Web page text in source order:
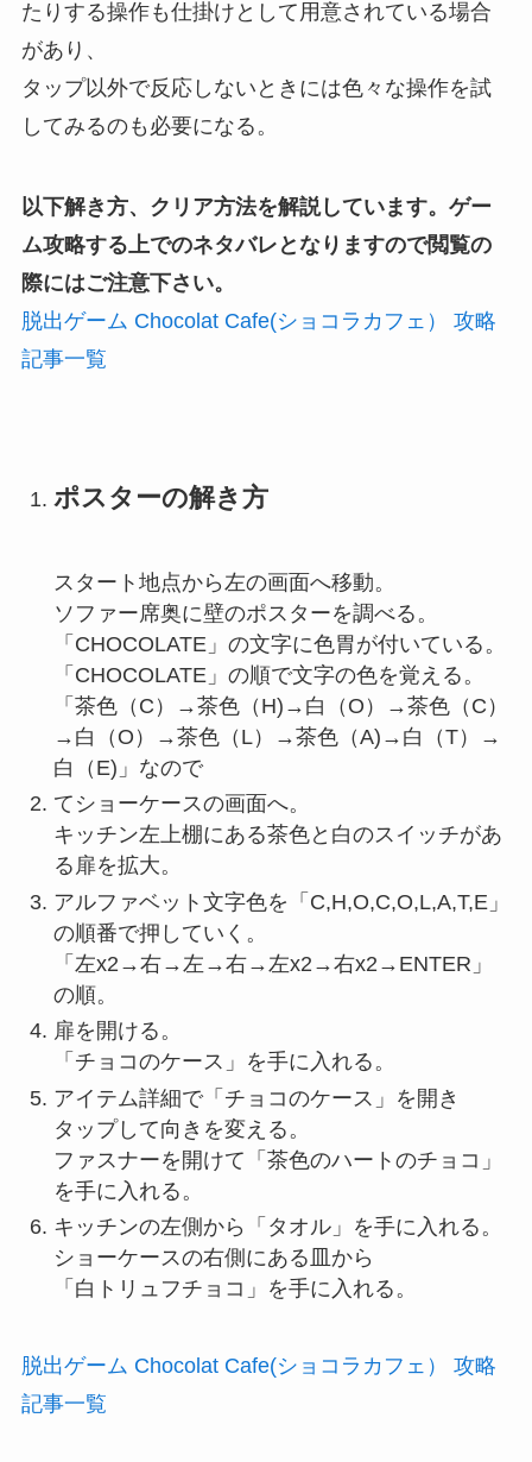
たりする操作も仕掛けとして用意されている場合
があり、
タップ以外で反応しないときには色々な操作を試
してみるのも必要になる。
以下解き方、クリア方法を解説しています。ゲー
ム攻略する上でのネタバレとなりますので閲覧の
際にはご注意下さい。
脱出ゲーム Chocolat Cafe(ショコラカフェ） 攻略
記事一覧
ポスターの解き方
スタート地点から左の画面へ移動。
ソファー席奥に壁のポスターを調べる。
「CHOCOLATE」の文字に色胃が付いている。
「CHOCOLATE」の順で文字の色を覚える。
「茶色（C）→茶色（H)→白（O）→茶色（C）
→白（O）→茶色（L）→茶色（A)→白（T）→
白（E)」なので
てショーケースの画面へ。
キッチン左上棚にある茶色と白のスイッチがあ
る扉を拡大。
アルファベット文字色を「C,H,O,C,O,L,A,T,E」
の順番で押していく。
「左x2→右→左→右→左x2→右x2→ENTER」
の順。
扉を開ける。
「チョコのケース」を手に入れる。
アイテム詳細で「チョコのケース」を開き
タップして向きを変える。
ファスナーを開けて「茶色のハートのチョコ」
を手に入れる。
キッチンの左側から「タオル」を手に入れる。
ショーケースの右側にある皿から
「白トリュフチョコ」を手に入れる。
脱出ゲーム Chocolat Cafe(ショコラカフェ） 攻略
記事一覧